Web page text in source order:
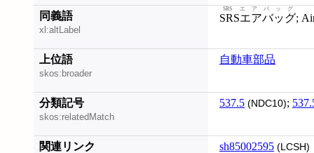
同義語
xl:altLabel
SRSエアバッグ
SRS エアバッグ
;
上位語
skos:broader
自動車部品
分類記号
skos:relatedMatch
537.5 (NDC10);
関連リンク sh85002595 (LCSH)